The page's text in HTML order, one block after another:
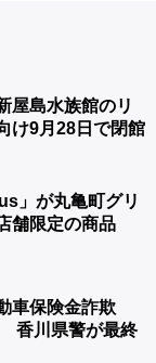
島水族館のリ
け9月28日で閉館
」が丸亀町グリ
舗限定の商品
車保険金詐欺
香川県警が最終